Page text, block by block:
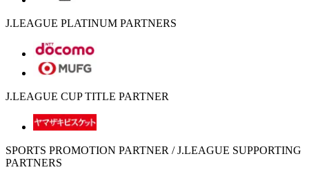
J.LEAGUE PLATINUM PARTNERS
J.LEAGUE CUP TITLE PARTNER
SPORTS PROMOTION PARTNER / J.LEAGUE SUPPORTING
PARTNERS